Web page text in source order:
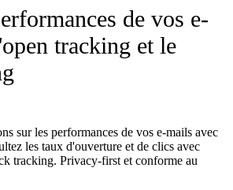
de vos e-
tracking et le
sur les performances de vos e-mails avec
les taux d'ouverture et de clics avec
tracking. Privacy-first et conforme au